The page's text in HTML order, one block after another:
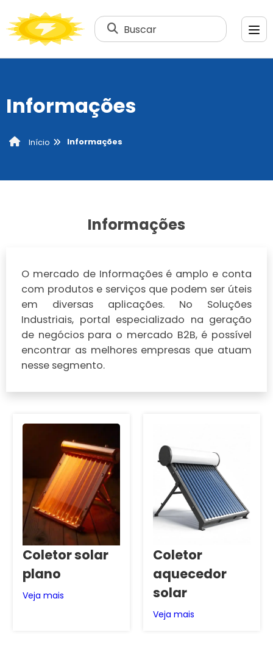
Buscar
Informações
Início Informações
Informações
O mercado de Informações é amplo e conta
com produtos e serviços que podem ser úteis
em diversas aplicações. No Soluções
Industriais, portal especializado na geração
de negócios para o mercado B2B, é possível
encontrar as melhores empresas que atuam
nesse segmento.
Coletor solar
plano
Veja mais
Coletor
aquecedor
solar
Veja mais